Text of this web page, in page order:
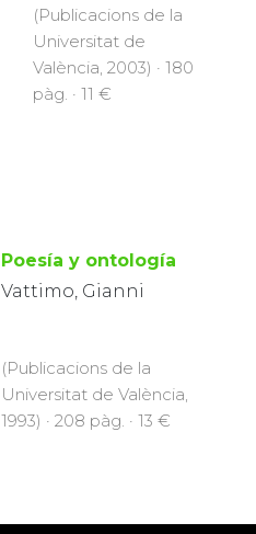
(Publicacions de la
Universitat de
València, 2003) · 180
pàg. · 11 €
Poesía y ontología
Vattimo, Gianni
(Publicacions de la
Universitat de València,
1993) · 208 pàg. · 13 €